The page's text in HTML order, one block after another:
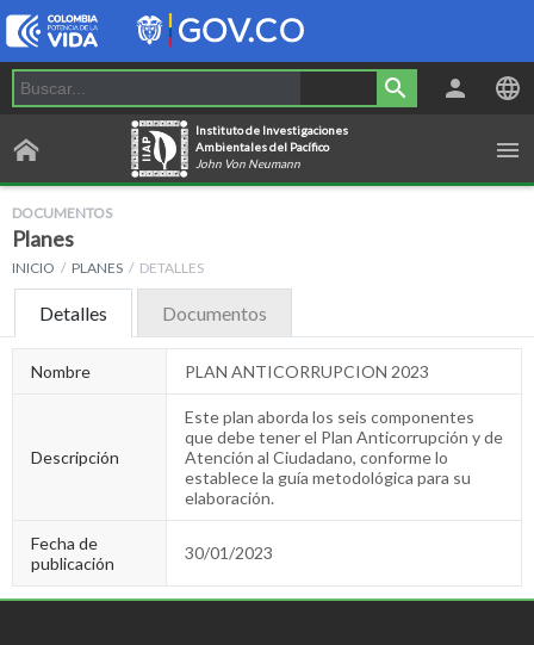
Instituto de Investigaciones
Ambientales del Pacífico
John Von Neumann
DOCUMENTOS
Planes
INICIO PLANES DETALLES
Detalles Documentos
Nombre PLAN ANTICORRUPCION 2023
Descripción
Este plan aborda los seis componentes
que debe tener el Plan Anticorrupción y de
Atención al Ciudadano, conforme lo
establece la guía metodológica para su
elaboración.
Fecha de
publicación
30/01/2023